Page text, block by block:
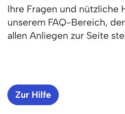
Ihre Fragen und nützliche
unserem FAQ-Bereich,
allen Anliegen zur Seite
Zur Hilfe